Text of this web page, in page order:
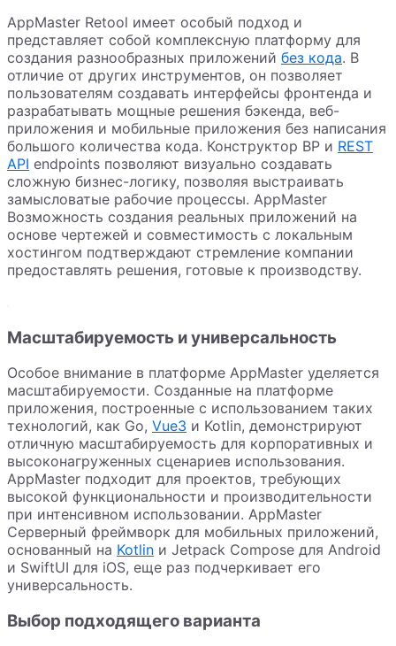
AppMaster Retool имеет особый подход и
представляет собой комплексную платформу для
создания разнообразных приложений без кода. В
отличие от других инструментов, он позволяет
пользователям создавать интерфейсы фронтенда и
разрабатывать мощные решения бэкенда, веб-
приложения и мобильные приложения без написания
большого количества кода. Конструктор ВР и REST
API endpoints позволяют визуально создавать
сложную бизнес-логику, позволяя выстраивать
замысловатые рабочие процессы. AppMaster
Возможность создания реальных приложений на
основе чертежей и совместимость с локальным
хостингом подтверждают стремление компании
предоставлять решения, готовые к производству.
Масштабируемость и универсальность
Особое внимание в платформе AppMaster уделяется
масштабируемости. Созданные на платформе
приложения, построенные с использованием таких
технологий, как Go, Vue3 и Kotlin, демонстрируют
отличную масштабируемость для корпоративных и
высоконагруженных сценариев использования.
AppMaster подходит для проектов, требующих
высокой функциональности и производительности
при интенсивном использовании. AppMaster
Серверный фреймворк для мобильных приложений,
основанный на Kotlin и Jetpack Compose для Android
и SwiftUI для iOS, еще раз подчеркивает его
универсальность.
Выбор подходящего варианта